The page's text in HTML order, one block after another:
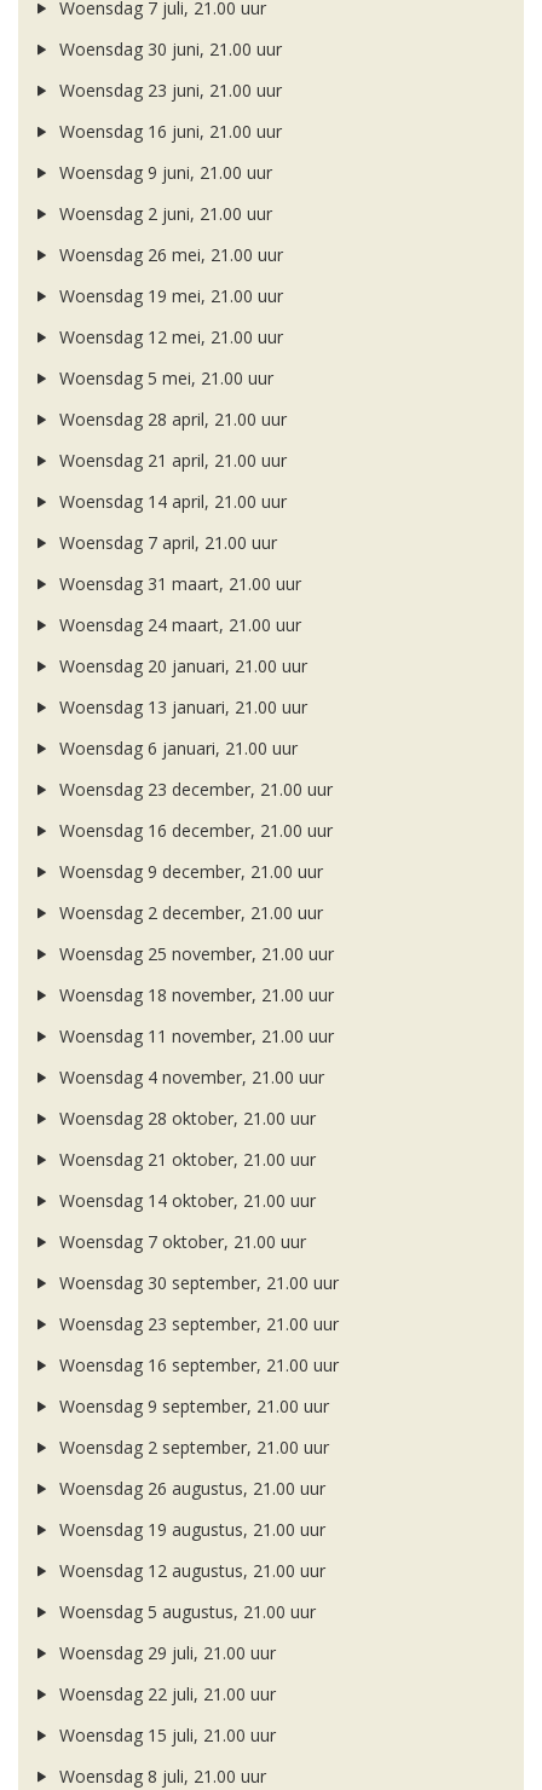
Woensdag 7 juli, 21.00 uur
Woensdag 30 juni, 21.00 uur
Woensdag 23 juni, 21.00 uur
Woensdag 16 juni, 21.00 uur
Woensdag 9 juni, 21.00 uur
Woensdag 2 juni, 21.00 uur
Woensdag 26 mei, 21.00 uur
Woensdag 19 mei, 21.00 uur
Woensdag 12 mei, 21.00 uur
Woensdag 5 mei, 21.00 uur
Woensdag 28 april, 21.00 uur
Woensdag 21 april, 21.00 uur
Woensdag 14 april, 21.00 uur
Woensdag 7 april, 21.00 uur
Woensdag 31 maart, 21.00 uur
Woensdag 24 maart, 21.00 uur
Woensdag 20 januari, 21.00 uur
Woensdag 13 januari, 21.00 uur
Woensdag 6 januari, 21.00 uur
Woensdag 23 december, 21.00 uur
Woensdag 16 december, 21.00 uur
Woensdag 9 december, 21.00 uur
Woensdag 2 december, 21.00 uur
Woensdag 25 november, 21.00 uur
Woensdag 18 november, 21.00 uur
Woensdag 11 november, 21.00 uur
Woensdag 4 november, 21.00 uur
Woensdag 28 oktober, 21.00 uur
Woensdag 21 oktober, 21.00 uur
Woensdag 14 oktober, 21.00 uur
Woensdag 7 oktober, 21.00 uur
Woensdag 30 september, 21.00 uur
Woensdag 23 september, 21.00 uur
Woensdag 16 september, 21.00 uur
Woensdag 9 september, 21.00 uur
Woensdag 2 september, 21.00 uur
Woensdag 26 augustus, 21.00 uur
Woensdag 19 augustus, 21.00 uur
Woensdag 12 augustus, 21.00 uur
Woensdag 5 augustus, 21.00 uur
Woensdag 29 juli, 21.00 uur
Woensdag 22 juli, 21.00 uur
Woensdag 15 juli, 21.00 uur
Woensdag 8 juli, 21.00 uur